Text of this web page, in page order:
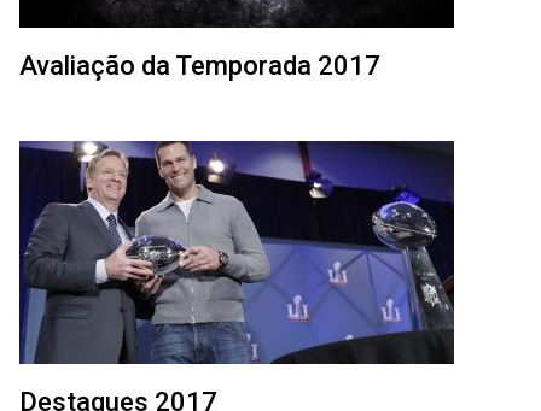
Avaliação da Temporada 2017
Destaques 2017